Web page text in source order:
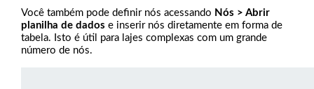
Você também pode definir nós acessando Nós > Abrir
planilha de dados e inserir nós diretamente em forma de
tabela. Isto é útil para lajes complexas com um grande
número de nós.